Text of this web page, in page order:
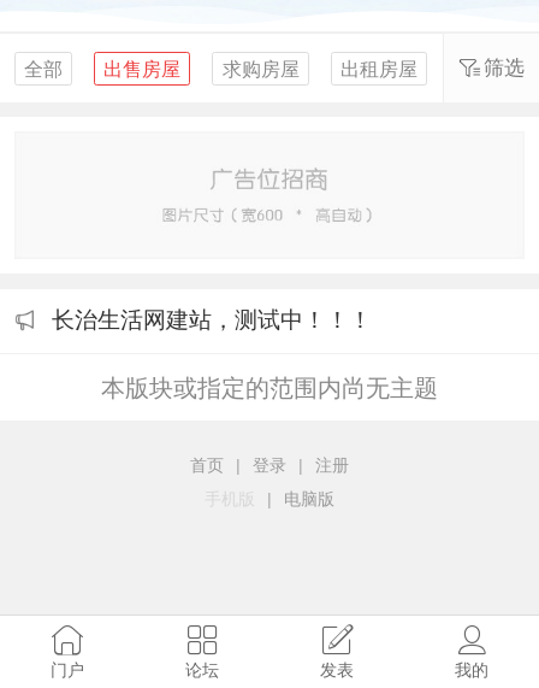
全部 出售房屋 求购房屋 出租房屋 求租房屋
筛选
长治生活网建站，测试中！！！
本版块或指定的范围内尚无主题
首页 | 登录 |
注册
手机版
| 电脑版
门户 论坛 发表 我的